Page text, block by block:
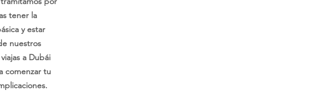
tener la
y estar
nuestros
a Dubái
comenzar tu